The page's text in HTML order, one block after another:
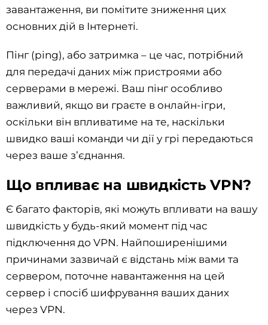
завантаження, ви помітите зниження цих
основних дій в Інтернеті.
Пінг (ping), або затримка – це час, потрібний
для передачі даних між пристроями або
серверами в мережі. Ваш пінг особливо
важливий, якщо ви граєте в онлайн-ігри,
оскільки він впливатиме на те, наскільки
швидко ваші команди чи дії у грі передаються
через ваше з’єднання.
Що впливає на швидкість VPN?
Є багато факторів, які можуть впливати на вашу
швидкість у будь-який момент під час
підключення до VPN. Найпоширенішими
причинами зазвичай є відстань між вами та
сервером, поточне навантаження на цей
сервер і спосіб шифрування ваших даних
через VPN.